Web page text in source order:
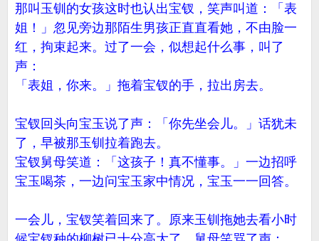
那叫玉钏的女孩这时也认出宝钗，笑声叫道：「表
姐！」忽见旁边那陌生男孩正直直看她，不由脸一
红，拘束起来。过了一会，似想起什么事，叫了
声：
「表姐，你来。」拖着宝钗的手，拉出房去。
宝钗回头向宝玉说了声：「你先坐会儿。」话犹未
了，早被那玉钏拉着跑去。
宝钗舅母笑道：「这孩子！真不懂事。」一边招呼
宝玉喝茶，一边问宝玉家中情况，宝玉一一回答。
一会儿，宝钗笑着回来了。原来玉钏拖她去看小时